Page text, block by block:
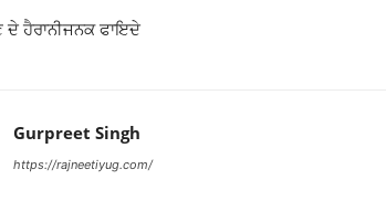
ਦੇ ਹੈਰਾਨੀਜਨਕ ਫਾਇਦੇ
Gurpreet Singh
https://rajneetiyug.com/